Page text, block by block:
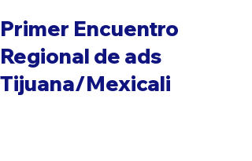
Primer Encuentro
Regional de ads
Tijuana/Mexicali